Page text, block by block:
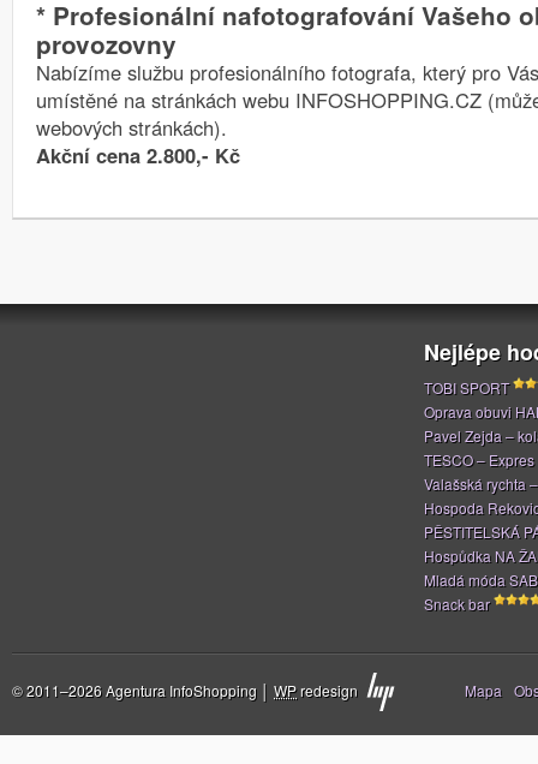
* Profesionální nafotografování Vašeho
provozovny
Nabízíme službu profesionálního fotografa, který pro
umístěné na stránkách webu INFOSHOPPING.CZ
webových stránkách).
Akční cena 2.800,- Kč
Nejlépe
TOBI SPORT
Oprava obuvi
Pavel Zejda –
TESCO – Expres
Valašská rychta
Hospoda
PĚSTITELSKÁ
Hospůdka NA
Mladá móda
Snack bar
© 2011–2026 Agentura InfoShopping │ WPredesign Stránky
Mapa